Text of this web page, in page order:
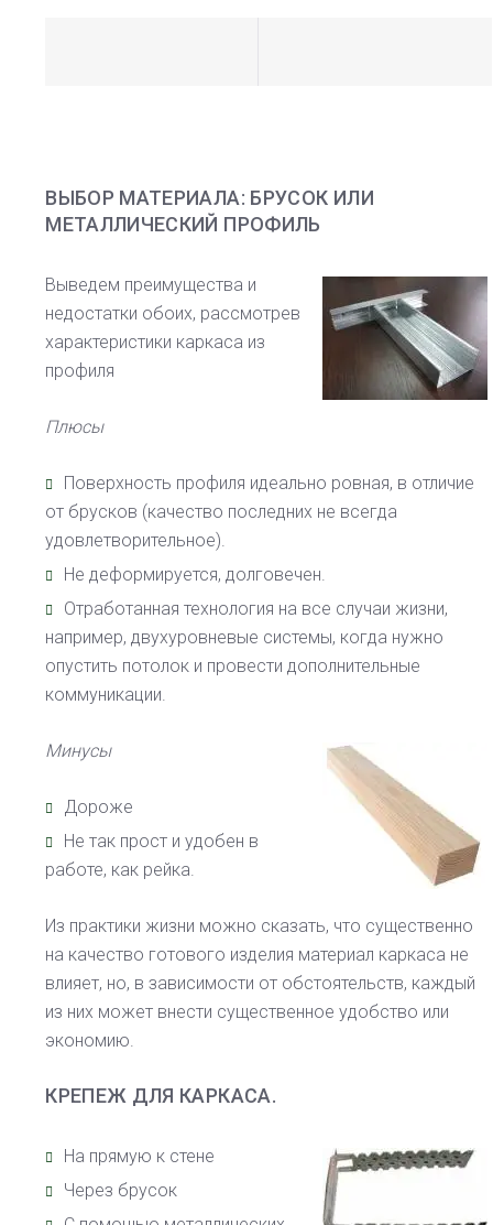
ВЫБОР МАТЕРИАЛА: БРУСОК ИЛИ
МЕТАЛЛИЧЕСКИЙ ПРОФИЛЬ
Выведем преимущества и
недостатки обоих, рассмотрев
характеристики каркаса из
профиля
Плюсы
Поверхность профиля идеально ровная, в отличие
от брусков (качество последних не всегда
удовлетворительное).
Не деформируется, долговечен.
Отработанная технология на все случаи жизни,
например, двухуровневые системы, когда нужно
опустить потолок и провести дополнительные
коммуникации.
Минусы
Дороже
Не так прост и удобен в
работе, как рейка.
Из практики жизни можно сказать, что существенно
на качество готового изделия материал каркаса не
влияет, но, в зависимости от обстоятельств, каждый
из них может внести существенное удобство или
экономию.
КРЕПЕЖ ДЛЯ КАРКАСА.
На прямую к стене
Через брусок